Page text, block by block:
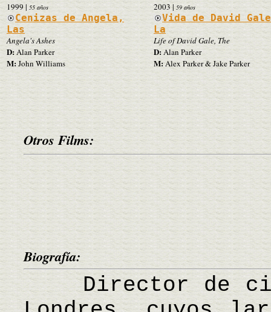
1999| 55 años
Cenizas de Angela,
Las
Angela's Ashes
D:Alan Parker
M:John Williams
2003| 59 años
Vida de David
La
Life of David Gale, The
D:Alan Parker
M:Alex Parker & Jake Parker
Otros Films:
Biografía:
Director de